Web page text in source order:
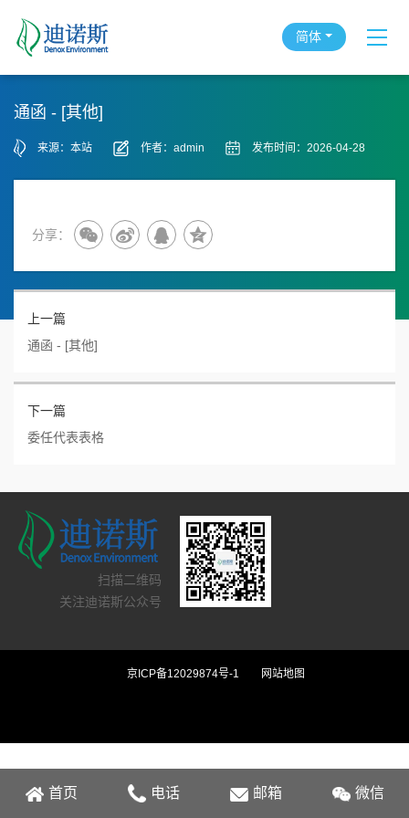
简体
通函 - [其他]
来源：本站 作者：admin 发布时间：2026-04-28
分享：
上一篇
通函 - [其他]
下一篇
委任代表表格
扫描二维码
关注迪诺斯公众号
京ICP备12029874号-1 网站地图
首页 电话 邮箱 微信